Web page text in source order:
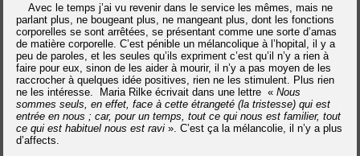
Avec le temps j’ai vu revenir dans le service les mêmes, mais ne
parlant plus, ne bougeant plus, ne mangeant plus, dont les fonctions
corporelles se sont arrêtées, se présentant comme une sorte d’amas
de matière corporelle. C’est pénible un mélancolique à l’hopital, il y a
peu de paroles, et les seules qu’ils expriment c’est qu’il n’y a rien à
faire pour eux, sinon de les aider à mourir, il n’y a pas moyen de les
raccrocher à quelques idée positives, rien ne les stimulent. Plus rien
ne les intéresse. Maria Rilke écrivait dans une lettre «Nous
sommes seuls, en effet, face à cette étrangeté (la tristesse) qui est
entrée en nous ; car, pour un temps, tout ce qui nous est familier, tout
ce qui est habituel nous est ravi». C’est ça la mélancolie, il n’y a plus
d’affects.